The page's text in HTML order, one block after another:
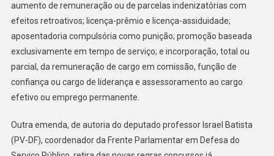
aumento de remuneração ou de parcelas indenizatórias com
efeitos retroativos; licença-prêmio e licença-assiduidade;
aposentadoria compulsória como punição; promoção baseada
exclusivamente em tempo de serviço; e incorporação, total ou
parcial, da remuneração de cargo em comissão, função de
confiança ou cargo de liderança e assessoramento ao cargo
efetivo ou emprego permanente.
Outra emenda, de autoria do deputado professor Israel Batista
(PV-DF), coordenador da Frente Parlamentar em Defesa do